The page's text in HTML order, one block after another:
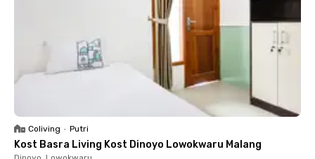
Coliving • Putri
Kost Basra Living Kost Dinoyo Lowokwaru Malang